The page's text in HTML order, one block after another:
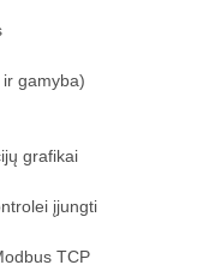
gamyba)
grafikai
įjungti
TCP